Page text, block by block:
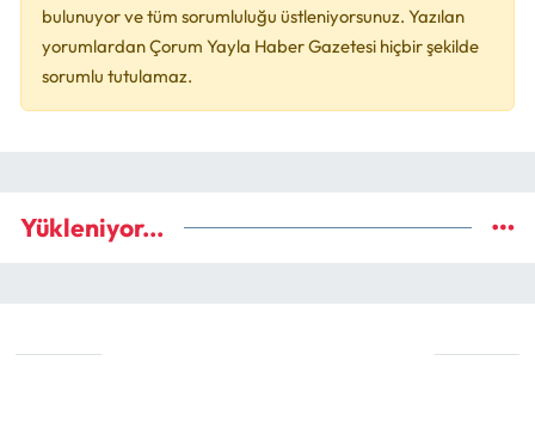
bulunuyor ve tüm sorumluluğu üstleniyorsunuz. Yazılan
yorumlardan Çorum Yayla Haber Gazetesi hiçbir şekilde
sorumlu tutulamaz.
Yükleniyor...